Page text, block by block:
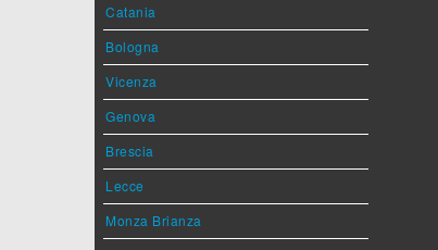
Catania
Bologna
Vicenza
Genova
Brescia
Lecce
Monza Brianza